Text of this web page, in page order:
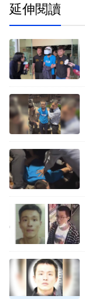
延伸閱讀